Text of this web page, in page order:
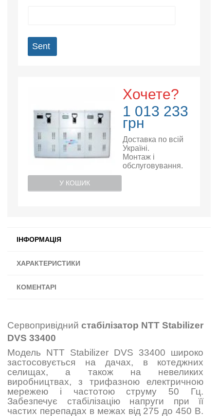
Sent
Хочете?
1 013 233
грн
Доставка по всій
Україні.
Монтаж і
обслуговування.
У КОШИК
ІНФОРМАЦІЯ
ХАРАКТЕРИСТИКИ
КОМЕНТАРІ
Сервопривідний стабілізатор NTT Stabilizer
DVS 33400
Модель NTT Stabilizer DVS 33400 широко
застосовується на дачах, в котеджних
селищах, а також на невеликих
виробництвах, з трифазною електричною
мережею і частотою струму 50 Гц.
Забезпечує стабілізацію напруги при її
частих перепадах в межах від 275 до 450 В.